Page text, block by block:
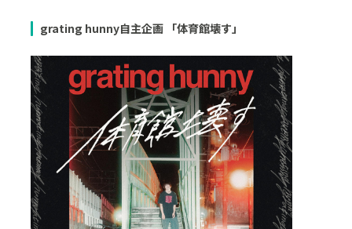
grating hunny自主企画 「体育館壊す」